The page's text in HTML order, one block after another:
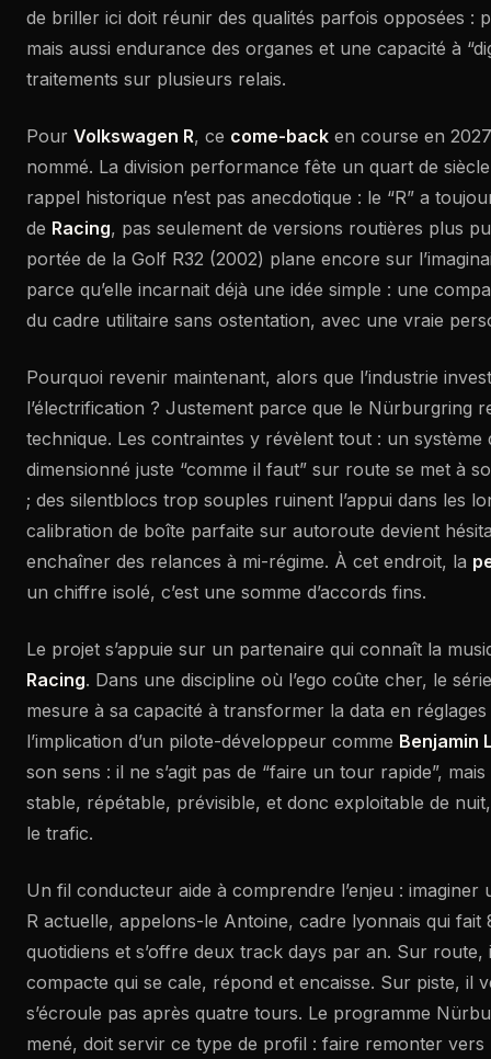
de briller ici doit réunir des qualités parfois opposées :
mais aussi endurance des organes et une capacité à
traitements sur plusieurs relais.
Pour Volkswagen R, ce come-back en course en
nommé. La division performance fête un quart de siècle
rappel historique n’est pas anecdotique : le “R” a
de Racing, pas seulement de versions routières plus
portée de la Golf R32 (2002) plane encore sur
parce qu’elle incarnait déjà une idée simple : une
du cadre utilitaire sans ostentation, avec une vraie
Pourquoi revenir maintenant, alors que l’industrie
l’électrification ? Justement parce que le Nürburgring
technique. Les contraintes y révèlent tout : un système
dimensionné juste “comme il faut” sur route se met à
; des silentblocs trop souples ruinent l’appui dans les
calibration de boîte parfaite sur autoroute devient
enchaîner des relances à mi-régime. À cet endroit, la
un chiffre isolé, c’est une somme d’accords fins.
Le projet s’appuie sur un partenaire qui connaît la
Racing. Dans une discipline où l’ego coûte cher, le
mesure à sa capacité à transformer la data en réglages
l’implication d’un pilote-développeur comme Benjamin
son sens : il ne s’agit pas de “faire un tour rapide”,
stable, répétable, prévisible, et donc exploitable de
le trafic.
Un fil conducteur aide à comprendre l’enjeu :
R actuelle, appelons-le Antoine, cadre lyonnais qui fait
quotidiens et s’offre deux track days par an. Sur
compacte qui se cale, répond et encaisse. Sur piste, il
s’écroule pas après quatre tours. Le programme
mené, doit servir ce type de profil : faire remonter vers